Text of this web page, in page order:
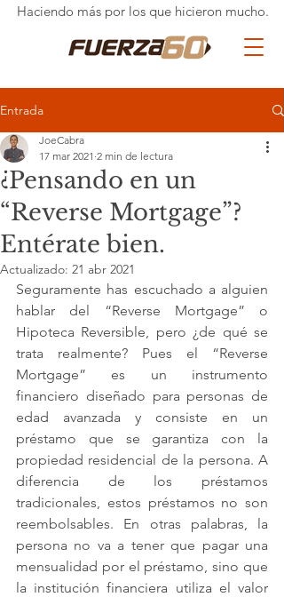
Haciendo más por los que hicieron mucho.
Entrada
¿Pensando en un
“Reverse Mortgage”?
Entérate bien.
JoeCabra
17 mar 2021 2 min de lectura
Actualizado: 21 abr 2021
Seguramente has escuchado a alguien
hablar del “Reverse Mortgage” o
Hipoteca Reversible, pero ¿de qué se
trata realmente? Pues el “Reverse
Mortgage” es un instrumento
financiero diseñado para personas de
edad avanzada y consiste en un
préstamo que se garantiza con la
propiedad residencial de la persona. A
diferencia de los préstamos
tradicionales, estos préstamos no son
reembolsables. En otras palabras, la
persona no va a tener que pagar una
mensualidad por el préstamo, sino que
la institución financiera utiliza el valor